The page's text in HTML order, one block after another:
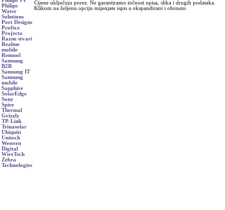
Philips
Water
Solutions
Port Designs
Profixx
Projecto
Razne stvari
Realme
mobile
Renusol
Samsung
B2B
Samsung IT
Samsung
mobile
Sapphire
SolarEdge
Sony
Spire
Thermal
Grizzly
TP-Link
Trinasolar
Ubiquiti
Unitech
Western
Digital
WireTech
Zebra
Technologies
Cijene uključuju porez. Ne garantiramo točnost opisa, slika i drugih podataka.
Klikom na željenu opciju mijenjate ispis u ekspandirani i obrnuto.